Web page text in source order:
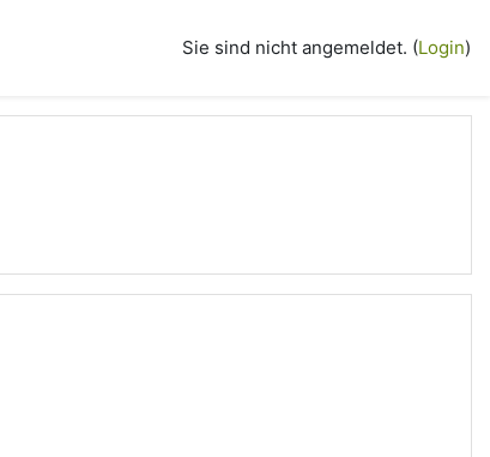
Sie sind nicht angemeldet. (Login)